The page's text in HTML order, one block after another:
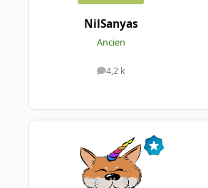
NilSanyas
Ancien
4,2 k
messages